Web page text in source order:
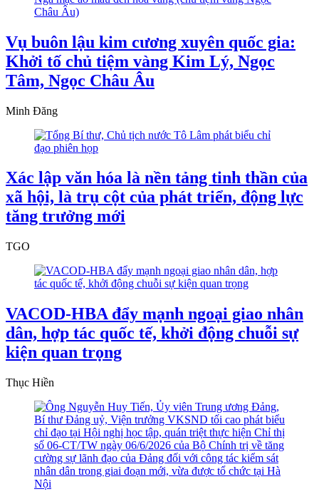
Vụ buôn lậu kim cương xuyên quốc gia:
Khởi tố chủ tiệm vàng Kim Lý, Ngọc
Tâm, Ngọc Châu Âu
Minh Đăng
Xác lập văn hóa là nền tảng tinh thần của
xã hội, là trụ cột của phát triển, động lực
tăng trưởng mới
TGO
VACOD-HBA đẩy mạnh ngoại giao nhân
dân, hợp tác quốc tế, khởi động chuỗi sự
kiện quan trọng
Thục Hiền